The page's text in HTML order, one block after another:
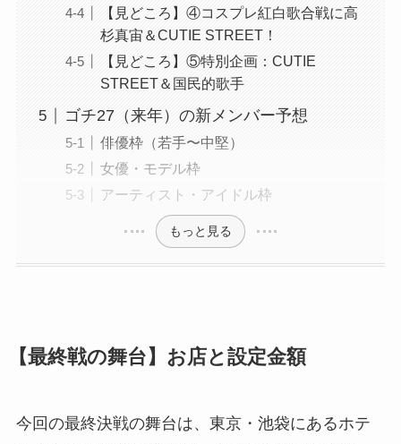
【見どころ】④コスプレ紅白歌合戦に高
杉真宙＆CUTIE STREET！
【見どころ】⑤特別企画：CUTIE
STREET＆国民的歌手
ゴチ27（来年）の新メンバー予想
俳優枠（若手〜中堅）
女優・モデル枠
アーティスト・アイドル枠
もっと見る
【最終戦の舞台】お店と設定金額
今回の最終決戦の舞台は、東京・池袋にあるホテ